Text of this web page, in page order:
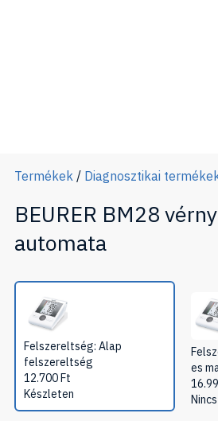
Termékek / Diagnosztikai
BEURER BM28
automata
Felszereltség: Alap
felszereltség
12.700Ft
Készleten
es